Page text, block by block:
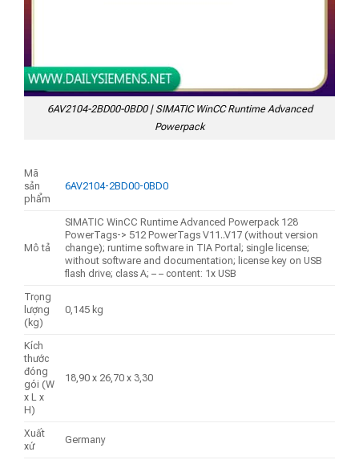
6AV2104-2BD00-0BD0 | SIMATIC WinCC Runtime Advanced
Powerpack
Mã
sản
phẩm
6AV2104-2BD00-0BD0
Mô tả
SIMATIC WinCC Runtime Advanced Powerpack 128
PowerTags-> 512 PowerTags V11..V17 (without version
change); runtime software in TIA Portal; single license;
without software and documentation; license key on USB
flash drive; class A; – – content: 1x USB
Trọng
lượng
(kg)
0,145 kg
Kích
thước
đóng
gói (W
x L x
H)
18,90 x 26,70 x 3,30
Xuất
xứ
Germany